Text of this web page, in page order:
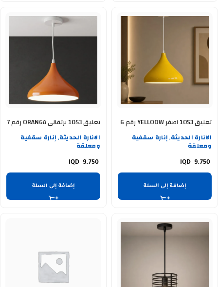
تعليق 1053 اصفر YELLOOW رقم 6
الانارة الحديثة, إنارة سقفية
ومعلقة
9.750
إضافة إلى السلة
تعليق 1053 برتقالي ORANGA رقم 7
الانارة الحديثة, إنارة سقفية
ومعلقة
9.750
إضافة إلى السلة